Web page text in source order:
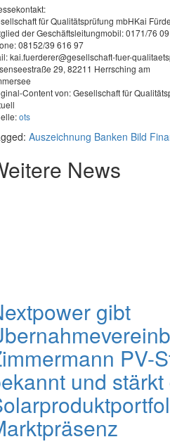
für Qualitätsprüfung mbHKai
der Geschäftsleitungmobil: 0171/76
08152/39 616 97
kai.fuerderer@gesellschaft-fuer-
29, 82211 Herrsching am
Content von: Gesellschaft für
ots
Auszeichnung Banken Bild
News
gibt
PV-
und